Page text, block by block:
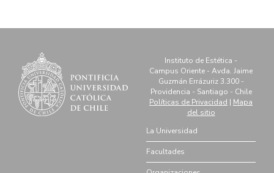
Instituto de Estética -
Campus Oriente - Avda. Jaime
Guzmán Errázuriz 3.300 -
Providencia - Santiago - Chile
Políticas de Privacidad | Mapa
del sitio
La Universidad
Facultades